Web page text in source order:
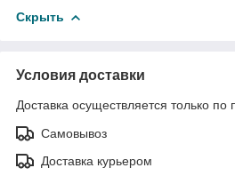
Скрыть
Условия доставки
Доставка осуществляется только по
Самовывоз
Доставка курьером